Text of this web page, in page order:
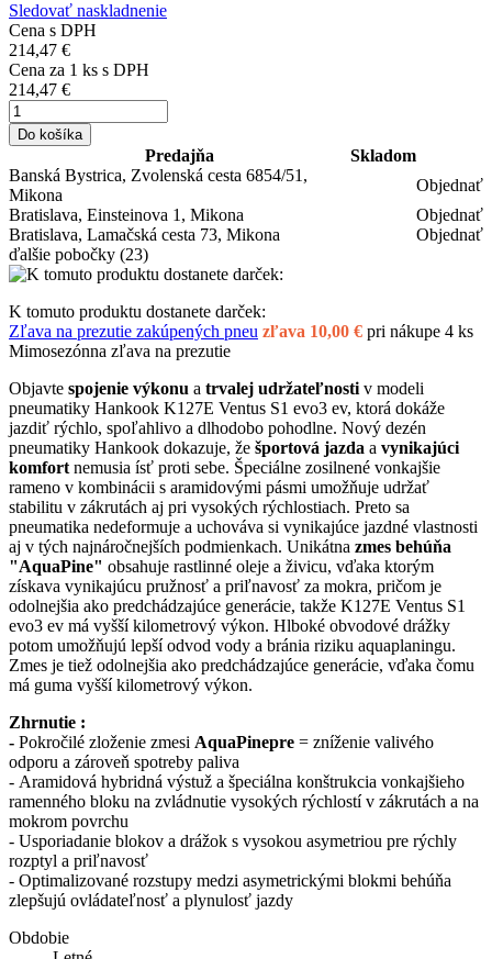
Sledovať naskladnenie
Cena s DPH
214,47 €
Cena za 1 ks s DPH
214,47 €
Do košíka
Predajňa
Skladom
Banská Bystrica, Zvolenská cesta 6854/51,
Mikona
Objednať
Bratislava, Einsteinova 1, Mikona
Objednať
Bratislava, Lamačská cesta 73, Mikona
Objednať
ďalšie pobočky (23)
K tomuto produktu dostanete darček:
Zľava na prezutie zakúpených pneu zľava 10,00 € pri nákupe 4 ks
Mimosezónna zľava na prezutie
Objavte spojenie výkonu a trvalej udržateľnosti v modeli
pneumatiky Hankook K127E Ventus S1 evo3 ev, ktorá dokáže
jazdiť rýchlo, spoľahlivo a dlhodobo pohodlne. Nový dezén
pneumatiky Hankook dokazuje, že športová jazda a vynikajúci
komfort nemusia ísť proti sebe. Špeciálne zosilnené vonkajšie
rameno v kombinácii s aramidovými pásmi umožňuje udržať
stabilitu v zákrutách aj pri vysokých rýchlostiach. Preto sa
pneumatika nedeformuje a uchováva si vynikajúce jazdné vlastnosti
aj v tých najnáročnejších podmienkach. Unikátna zmes behúňa
"AquaPine" obsahuje rastlinné oleje a živicu, vďaka ktorým
získava vynikajúcu pružnosť a priľnavosť za mokra, pričom je
odolnejšia ako predchádzajúce generácie, takže K127E Ventus S1
evo3 ev má vyšší kilometrový výkon. Hlboké obvodové drážky
potom umožňujú lepší odvod vody a bránia riziku aquaplaningu.
Zmes je tiež odolnejšia ako predchádzajúce generácie, vďaka čomu
má guma vyšší kilometrový výkon.
Zhrnutie :
- Pokročilé zloženie zmesi AquaPinepre = zníženie valivého
odporu a zároveň spotreby paliva
- Aramidová hybridná výstuž a špeciálna konštrukcia vonkajšieho
ramenného bloku na zvládnutie vysokých rýchlostí v zákrutách a na
mokrom povrchu
- Usporiadanie blokov a drážok s vysokou asymetriou pre rýchly
rozptyl a priľnavosť
- Optimalizované rozstupy medzi asymetrickými blokmi behúňa
zlepšujú ovládateľnosť a plynulosť jazdy
Obdobie